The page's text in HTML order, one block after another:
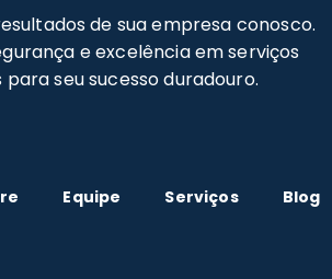
de sua empresa conosco.
e excelência em serviços
seu sucesso duradouro.
Equipe Serviços Blog